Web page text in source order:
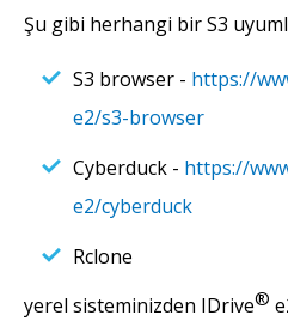
Şu gibi herhangi bir S3
S3 browser - https://
e2/s3-browser
Cyberduck - https://
e2/cyberduck
Rclone
yerel sisteminizden IDrive®